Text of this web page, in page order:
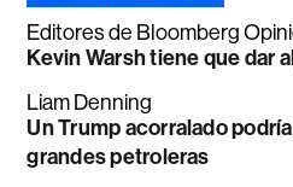
Editores de Bloomberg
Kevin Warsh tiene que dar
Liam Denning
Un Trump acorralado
grandes petroleras